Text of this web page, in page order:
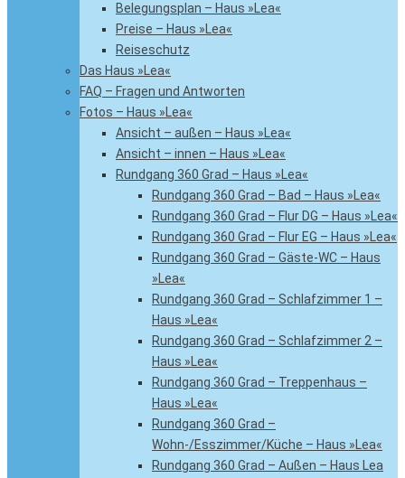
Belegungsplan – Haus »Lea«
Preise – Haus »Lea«
Reiseschutz
Das Haus »Lea«
FAQ – Fragen und Antworten
Fotos – Haus »Lea«
Ansicht – außen – Haus »Lea«
Ansicht – innen – Haus »Lea«
Rundgang 360 Grad – Haus »Lea«
Rundgang 360 Grad – Bad – Haus »Lea«
Rundgang 360 Grad – Flur DG – Haus »Lea«
Rundgang 360 Grad – Flur EG – Haus »Lea«
Rundgang 360 Grad – Gäste-WC – Haus
»Lea«
Rundgang 360 Grad – Schlafzimmer 1 –
Haus »Lea«
Rundgang 360 Grad – Schlafzimmer 2 –
Haus »Lea«
Rundgang 360 Grad – Treppenhaus –
Haus »Lea«
Rundgang 360 Grad –
Wohn-/Esszimmer/Küche – Haus »Lea«
Rundgang 360 Grad – Außen – Haus Lea